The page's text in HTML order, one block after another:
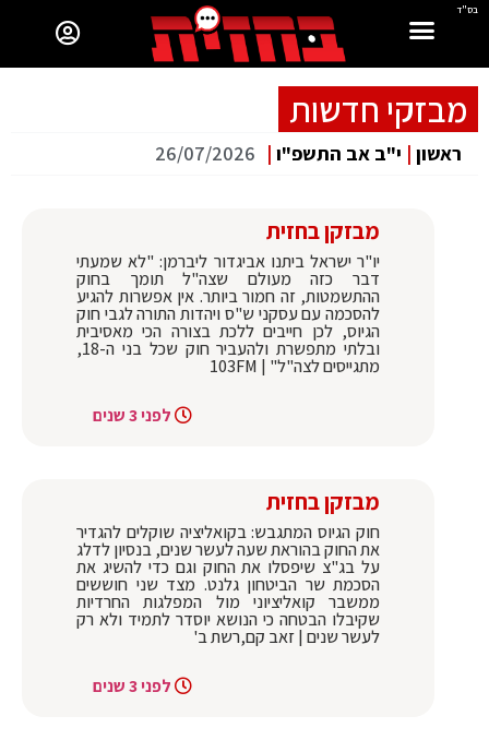
בס"ד
מבזקי חדשות
ראשון | י"ב אב התשפ"ו |
26/07/2026
מבזקן בחזית
יו"ר ישראל ביתנו אביגדור ליברמן: "לא שמעתי
דבר כזה מעולם שצה"ל תומך בחוק
ההתשמטות, זה חמור ביותר. אין אפשרות להגיע
להסכמה עם עסקני ש"ס ויהדות התורה לגבי חוק
הגיוס, לכן חייבים ללכת בצורה הכי מאסיבית
ובלתי מתפשרת ולהעביר חוק שכל בני ה-18,
מתגייסים לצה"ל" | 103FM
לפני 3 שנים
מבזקן בחזית
חוק הגיוס המתגבש: בקואליציה שוקלים להגדיר
את החוק בהוראת שעה לעשר שנים, בנסיון לדלג
על בג"צ שיפסלו את החוק וגם כדי להשיג את
הסכמת שר הביטחון גלנט. מצד שני חוששים
ממשבר קואליציוני מול המפלגות החרדיות
שקיבלו הבטחה כי הנושא יוסדר לתמיד ולא רק
לעשר שנים | זאב קם,רשת ב'
לפני 3 שנים